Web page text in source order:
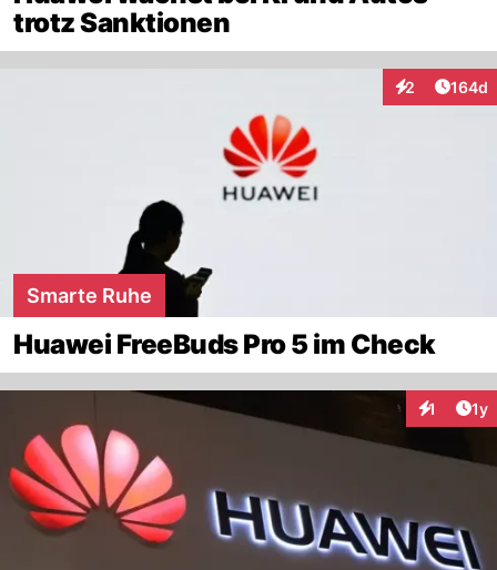
trotz Sanktionen
2
Interaktionen
164d
Smarte Ruhe
Huawei FreeBuds Pro 5 im Check
1 1y